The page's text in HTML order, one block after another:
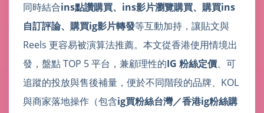
同時結合ins點讚購買、ins影片瀏覽購買、購買ins
自訂評論、購買ig影片轉發等互動加持，讓貼文與
Reels 更容易被演算法推薦。本文從香港使用情境出
發，盤點 TOP 5 平台，兼顧理性的IG 粉絲定價、可
追蹤的投放與售後補量，便於不同階段的品牌、KOL
與商家落地操作（包含ig買粉絲台灣／香港ig粉絲購